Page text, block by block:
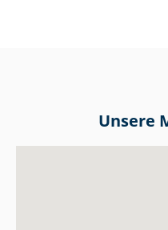
Unsere